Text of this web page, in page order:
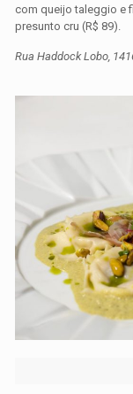
com queijo taleggio e
presunto cru (R$ 89).
Rua Haddock Lobo,